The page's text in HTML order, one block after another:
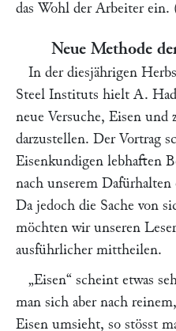
das Wohl der Arbeiter ein.
Neue Methode
In der diesjährigen
Steel Instituts hielt A.
neue Versuche, Eisen und
darzustellen. Der Vortrag
Eisenkundigen lebhaften
nach unserem Dafürhalten
Da jedoch die Sache von
möchten wir unseren
ausführlicher mittheilen.
„Eisen“ scheint etwas
man sich aber nach
Eisen umsieht, so stösst